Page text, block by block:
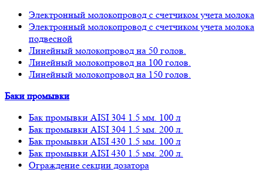
Электронный молокопровод с счетчиком учета молока
Электронный молокопровод с счетчиком учета молока
подвесной
Линейный молокопровод на 50 голов.
Линейный молокопровод на 100 голов.
Линейный молокопровод на 150 голов.
Баки промывки
Бак промывки AISI 304 1.5 мм. 100 л
Бак промывки AISI 304 1.5 мм. 200 л.
Бак промывки AISI 430 1.5 мм. 100 л
Бак промывки AISI 430 1.5 мм. 200 л.
Ограждение секции дозатора